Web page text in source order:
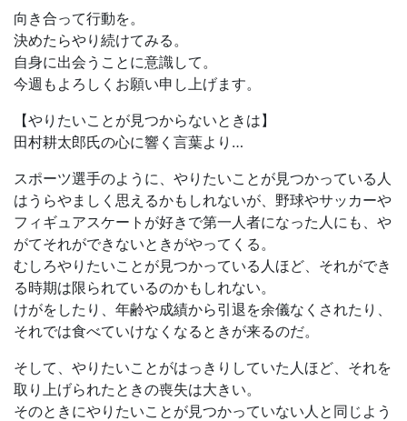
向き合って行動を。
決めたらやり続けてみる。
自身に出会うことに意識して。
今週もよろしくお願い申し上げます。
【やりたいことが見つからないときは】
田村耕太郎氏の心に響く言葉より…
スポーツ選手のように、やりたいことが見つかっている人
はうらやましく思えるかもしれないが、野球やサッカーや
フィギュアスケートが好きで第一人者になった人にも、や
がてそれができないときがやってくる。
むしろやりたいことが見つかっている人ほど、それができ
る時期は限られているのかもしれない。
けがをしたり、年齢や成績から引退を余儀なくされたり、
それでは食べていけなくなるときが来るのだ。
そして、やりたいことがはっきりしていた人ほど、それを
取り上げられたときの喪失は大きい。
そのときにやりたいことが見つかっていない人と同じよう